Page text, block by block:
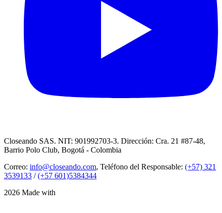
Closeando SAS. NIT: 901992703-3. Dirección: Cra. 21 #87-48,
Barrio Polo Club, Bogotá - Colombia
Correo: info@closeando.com, Teléfono del Responsable: (+57) 321
3539133 /(+57 601)5384344
2026 Made with